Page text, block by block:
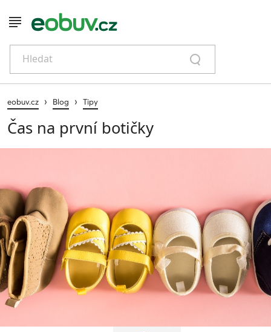
Hledat
eobuv.cz › Blog › Tipy
Čas na první botičky